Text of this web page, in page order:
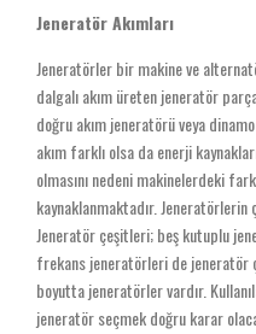
Jeneratör Akımları
Jeneratörler bir makine ve
dalgalı akım üreten jeneratör
doğru akım jeneratörü veya
akım farklı olsa da enerji
olmasını nedeni makinelerdeki
kaynaklanmaktadır. Jeneratörlerin
Jeneratör çeşitleri; beş kutuplu
frekans jeneratörleri de jeneratör
boyutta jeneratörler vardır.
jeneratör seçmek doğru karar